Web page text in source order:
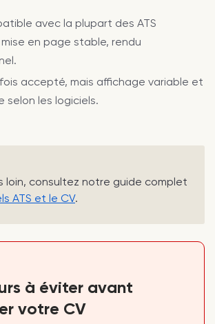
avec la plupart des ATS
en page stable, rendu
accepté, mais affichage variable et
selon les logiciels.
loin, consultez notre guide complet
ATS et le CV.
à éviter avant
votre CV